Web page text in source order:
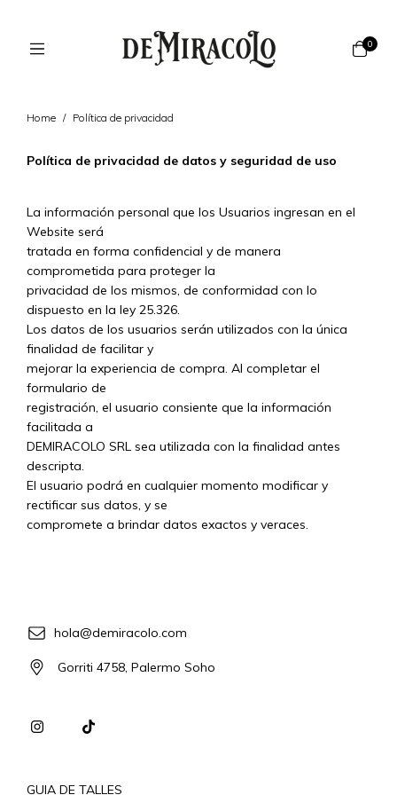
0
Home / Política de privacidad
Política de privacidad de datos y seguridad de uso
La información personal que los Usuarios ingresan en el
Website será
tratada en forma confidencial y de manera
comprometida para proteger la
privacidad de los mismos, de conformidad con lo
dispuesto en la ley 25.326.
Los datos de los usuarios serán utilizados con la única
finalidad de facilitar y
mejorar la experiencia de compra. Al completar el
formulario de
registración, el usuario consiente que la información
facilitada a
DEMIRACOLO SRL sea utilizada con la finalidad antes
descripta.
El usuario podrá en cualquier momento modificar y
rectificar sus datos, y se
compromete a brindar datos exactos y veraces.
hola@demiracolo.com
Gorriti 4758, Palermo Soho
GUIA DE TALLES